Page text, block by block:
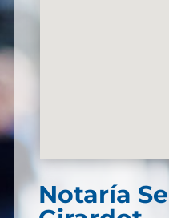
Notaría